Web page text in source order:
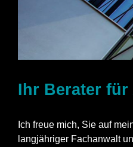
Ihr Berater
Ich freue mich, Sie auf
langjähriger Fachanwalt